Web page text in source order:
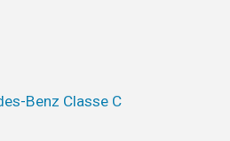
Benz Classe C